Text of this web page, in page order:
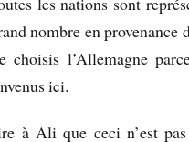
nombre en provenance
choisis l’Allemagne
ici.
à Ali que ceci n’est